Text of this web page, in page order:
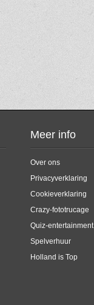
Meer info
Over ons
Privacyverklaring
Cookieverklaring
Crazy-fototrucage
Quiz-entertainment
Spelverhuur
Holland is Top